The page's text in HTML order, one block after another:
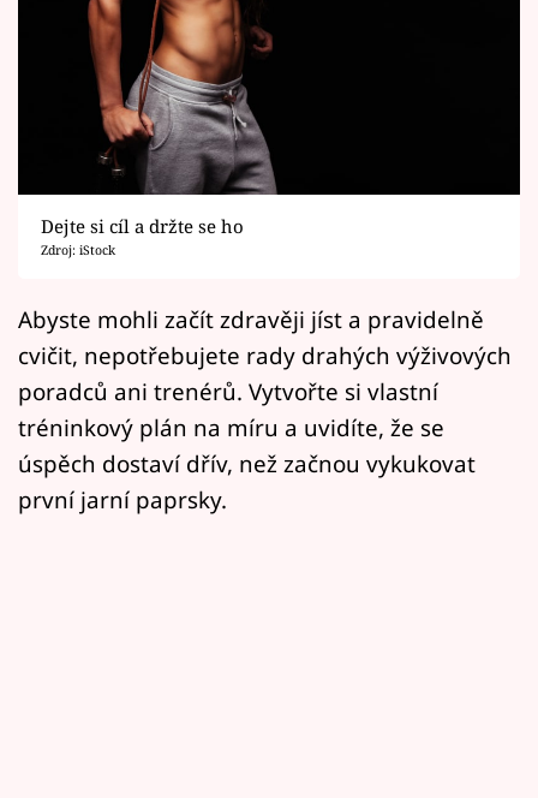
Seriály
Horoskopy
Sledujte prima+
Filmový festival Karlovy Vary
Pořady
Mámy sobě
Přihlášení
Sledujte nás
Dejte si cíl a držte se ho
Zdroj: iStock
Abyste mohli začít zdravěji jíst a pravidelně
cvičit, nepotřebujete rady drahých výživových
poradců ani trenérů. Vytvořte si vlastní
tréninkový plán na míru a uvidíte, že se
úspěch dostaví dřív, než začnou vykukovat
první jarní paprsky.